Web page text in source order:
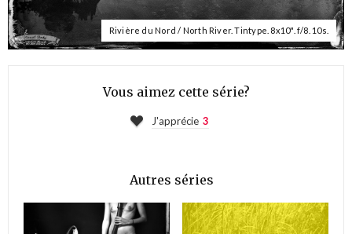
Rivière du Nord / North River. Tintype. 8x10". f/8. 10s.
Vous aimez cette série?
J'apprécie 3
Autres séries